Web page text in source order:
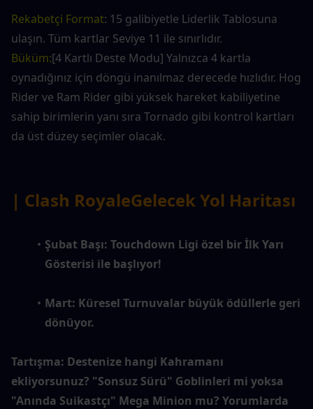
Rekabetçi Format: 15 galibiyetle Liderlik Tablosuna
ulaşın. Tüm kartlar Seviye 11 ile sınırlıdır.
Büküm:[4 Kartlı Deste Modu] Yalnızca 4 kartla
oynadığınız için döngü inanılmaz derecede hızlıdır. Hog
Rider ve Ram Rider gibi yüksek hareket kabiliyetine
sahip birimlerin yanı sıra Tornado gibi kontrol kartları
da üst düzey seçimler olacak.
| Clash RoyaleGelecek Yol Haritası
Şubat Başı: Touchdown Ligi özel bir İlk Yarı
Gösterisi ile başlıyor!
Mart: Küresel Turnuvalar büyük ödüllerle geri
dönüyor.
Tartışma: Destenize hangi Kahramanı
ekliyorsunuz? "Sonsuz Sürü" Goblinleri mi yoksa
"Anında Suikastçı" Mega Minion mu? Yorumlarda